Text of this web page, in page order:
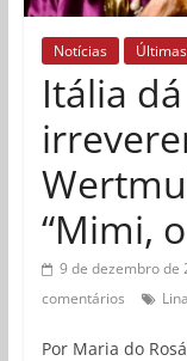
Notícias
Itália
“Mimi,
9 de dezembro de
comentários
Por Maria do